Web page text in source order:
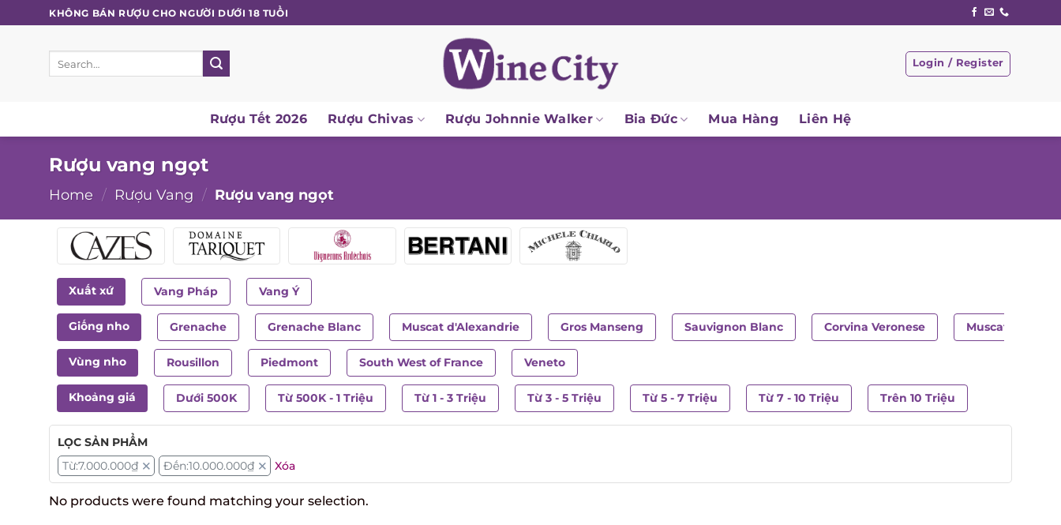
to
content
KHÔNG BÁN RƯỢU CHO NGƯỜI DƯỚI 18 TUỔI
Login / Register
Rượu Tết 2026 Rượu Chivas Rượu Johnnie Walker Bia Đức Mua Hàng Liên Hệ
Rượu vang ngọt
Home / Rượu Vang / Rượu vang ngọt
Xuất xứ Vang Pháp Vang Ý
Giống nho Grenache Grenache Blanc Muscat d'Alexandrie Gros Manseng Sauvignon Blanc Corvina Veronese Muscat
Vùng nho Rousillon Piedmont South West of France Veneto
Khoảng giá Dưới 500K Từ 500K - 1 Triệu Từ 1 - 3 Triệu Từ 3 - 5 Triệu Từ 5 - 7 Triệu Từ 7 - 10 Triệu Trên 10 Triệu
LỌC SẢN PHẨM
Từ:7.000.000₫ Đến:10.000.000₫ Xóa
No products were found matching your selection.